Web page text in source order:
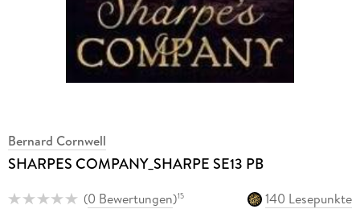
Bernard Cornwell
SHARPES COMPANY_SHARPE SE13 PB
(0 Bewertungen)15
140 Lesepunkte